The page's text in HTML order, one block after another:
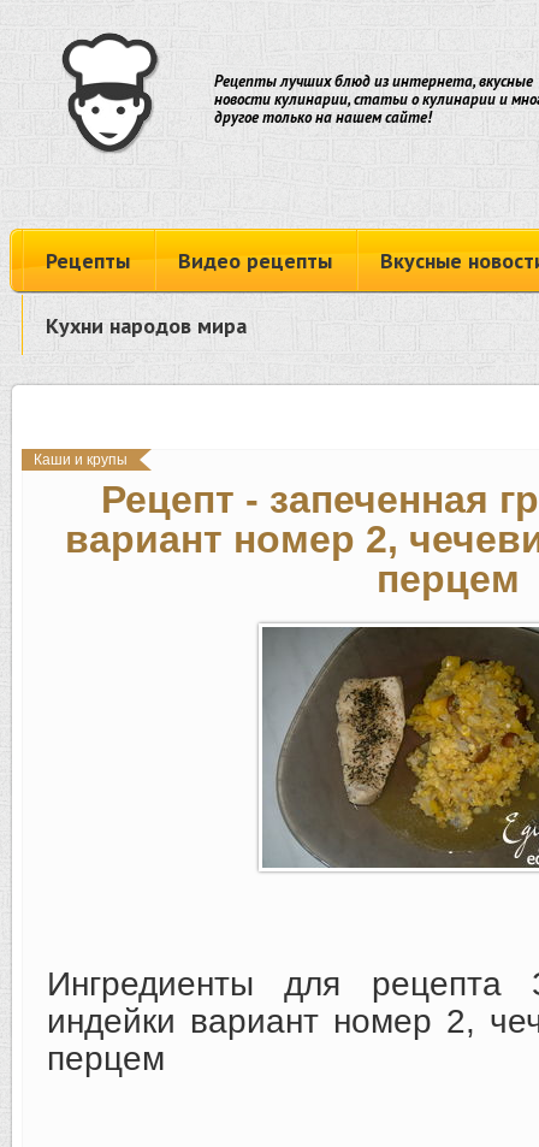
Рецепты лучших блюд из интернета, вкусные
новости кулинарии, статьи о кулинарии и
другое только на нашем сайте!
Рецепты Видео рецепты Вкусные
Кухни народов мира
Каши и крупы
Рецепт - запеченная
вариант номер 2,
перцем
Ингредиенты для рецепта
индейки вариант номер 2,
перцем